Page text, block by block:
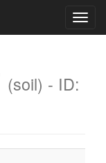
(soil) - ID: